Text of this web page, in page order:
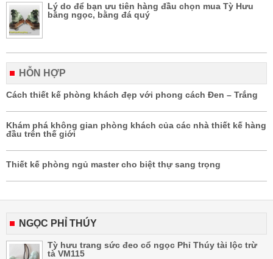
Lý do để bạn ưu tiên hàng đầu chọn mua Tỳ Hưu
bằng ngọc, bằng đá quý
HỖN HỢP
Cách thiết kế phòng khách đẹp với phong cách Đen – Trắng
Khám phá không gian phòng khách của các nhà thiết kế hàng
đầu trên thế giới
Thiết kế phòng ngủ master cho biệt thự sang trọng
NGỌC PHỈ THÚY
Tỳ hưu trang sức đeo cổ ngọc Phỉ Thúy tài lộc trừ
tà VM115